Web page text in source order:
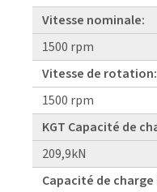
Vitesse nominale:
1500 rpm
Vitesse de rotation:
1500 rpm
KGT Capacité de
209,9kN
Capacité de charge